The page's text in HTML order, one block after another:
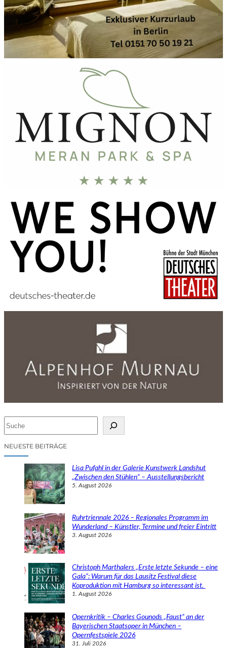
cNEUESTE BEITRÄGE
Lisa Pufahl in der Galerie Kunstwerk Landshut
„Zwischen den Stühlen“ – Ausstellungsbericht
5. August 2026
Ruhrtriennale 2026 – Regionales Programm im
Wunderland – Künstler, Termine und freier Eintritt
3. August 2026
Christoph Marthalers „Erste letzte Sekunde – eine
Gala“: Warum für das Lausitz Festival diese
Koproduktion mit Hamburg so interessant ist.
1. August 2026
Opernkritik – Charles Gounods „Faust“ an der
Bayerischen Staatsoper in München –
Opernfestspiele 2026
31. Juli 2026